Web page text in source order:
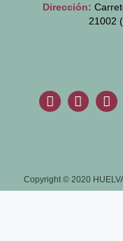
Dirección:
21002
Copyright © 2020